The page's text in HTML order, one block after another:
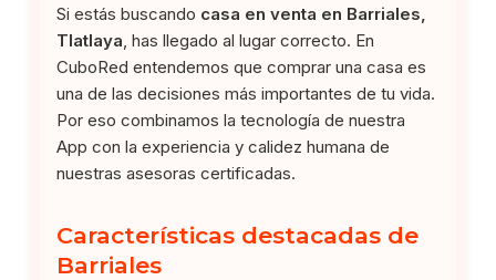
Si estás buscando casa en venta en Barriales,
Tlatlaya , has llegado al lugar correcto. En
CuboRed entendemos que comprar una casa es
una de las decisiones más importantes de tu vida.
Por eso combinamos la tecnología de nuestra
App con la experiencia y calidez humana de
nuestras asesoras certificadas.
Características destacadas de
Barriales